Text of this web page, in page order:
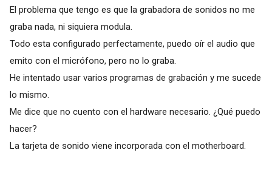
El problema que tengo es que la grabadora de sonidos no me
graba nada, ni siquiera modula.
Todo esta configurado perfectamente, puedo oír el audio que
emito con el micrófono, pero no lo graba.
He intentado usar varios programas de grabación y me sucede
lo mismo.
Me dice que no cuento con el hardware necesario. ¿Qué puedo
hacer?
La tarjeta de sonido viene incorporada con el motherboard.